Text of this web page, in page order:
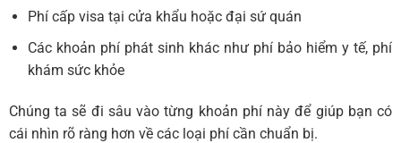
Phí cấp visa tại cửa khẩu hoặc đại sứ quán
Các khoản phí phát sinh khác như phí bảo hiểm y tế, phí
khám sức khỏe
Chúng ta sẽ đi sâu vào từng khoản phí này để giúp bạn có
cái nhìn rõ ràng hơn về các loại phí cần chuẩn bị.